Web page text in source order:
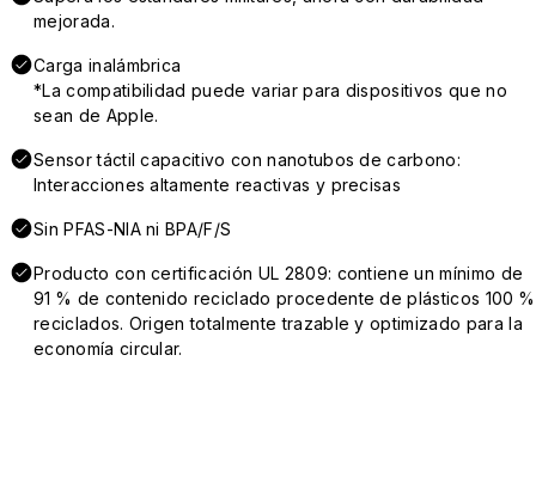
mejorada.
Carga inalámbrica
*La compatibilidad puede variar para dispositivos que no
sean de Apple.
Sensor táctil capacitivo con nanotubos de carbono:
Interacciones altamente reactivas y precisas
Sin PFAS-NIA ni BPA/F/S
Producto con certificación UL 2809: contiene un mínimo de
91 % de contenido reciclado procedente de plásticos 100 %
reciclados. Origen totalmente trazable y optimizado para la
economía circular.